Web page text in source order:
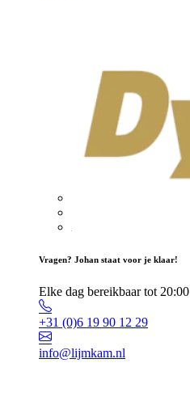
Vragen? Johan staat voor je klaar!
Elke dag bereikbaar tot 20:00
+31 (0)6 19 90 12 29
info@lijmkam.nl